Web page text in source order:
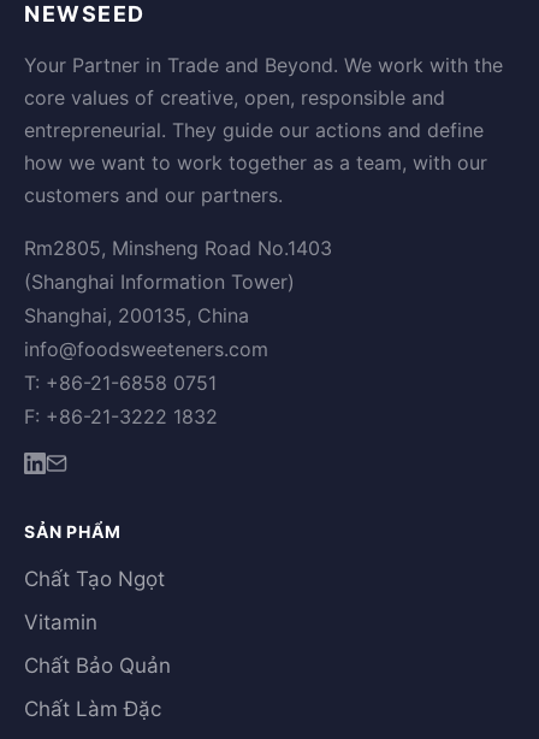
NEWSEED
Your Partner in Trade and Beyond. We work with the
core values of creative, open, responsible and
entrepreneurial. They guide our actions and define
how we want to work together as a team, with our
customers and our partners.
Rm2805, Minsheng Road No.1403
(Shanghai Information Tower)
Shanghai, 200135, China
info@foodsweeteners.com
T: +86-21-6858 0751
F: +86-21-3222 1832
SẢN PHẨM
Chất Tạo Ngọt
Vitamin
Chất Bảo Quản
Chất Làm Đặc